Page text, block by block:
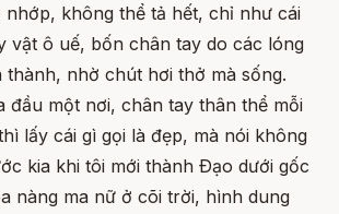
nhớp, không thể tả hết, chỉ như cái
vật ô uế, bốn chân tay do các lóng
thành, nhờ chút hơi thở mà sống.
đầu một nơi, chân tay thân thể mỗi
lấy cái gì gọi là đẹp, mà nói không
kia khi tôi mới thành Ðạo dưới gốc
nàng ma nữ ở cõi trời, hình dung